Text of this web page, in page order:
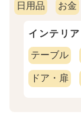
日用品 お金
インテリア
テーブル
ドア・扉